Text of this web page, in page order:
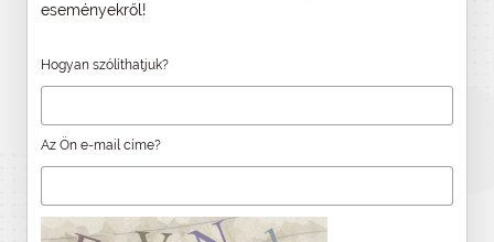
eseményekről!
Hogyan szólíthatjuk?
Az Ön e-mail címe?